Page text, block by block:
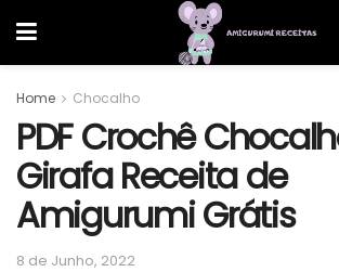
Home Chocalho
PDF Crochê
Girafa Receita de
Amigurumi Grátis
8 de Junho, 2022